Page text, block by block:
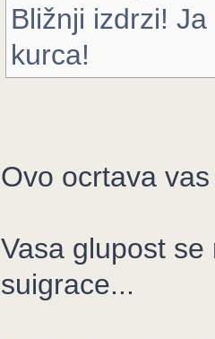
Bližnji izdrzi!
kurca!
Ovo ocrtava
Vasa glupost
suigrace...